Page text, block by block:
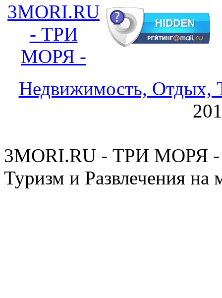
3MORI.RU
- ТРИ
МОРЯ -
Недвижимость, Отдых,
3MORI.RU - ТРИ МОРЯ -
Туризм и Развлечения на